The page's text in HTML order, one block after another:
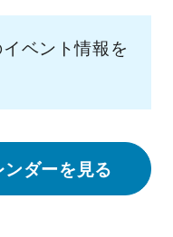
ベント情報を
ダーを見る